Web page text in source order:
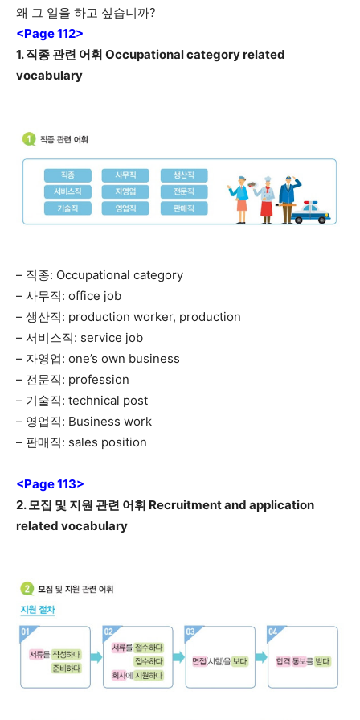
왜 그 일을 하고 싶습니까?
<Page 112>
1. 직종 관련 어휘 Occupational category related
vocabulary
– 직종: Occupational category
– 사무직: office job
– 생산직: production worker, production
– 서비스직: service job
– 자영업: one’s own business
– 전문직: profession
– 기술직: technical post
– 영업직: Business work
– 판매직: sales position
<Page 113>
2. 모집 및 지원 관련 어휘 Recruitment and application
related vocabulary